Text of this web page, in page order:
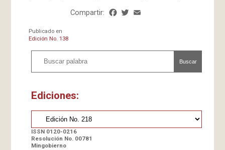
Compartir: Facebook
Twitter
Publicado en
Edición No. 138
Buscar
Ediciones:
ISSN 0120-0216
Resolución No. 00781
Mingobierno